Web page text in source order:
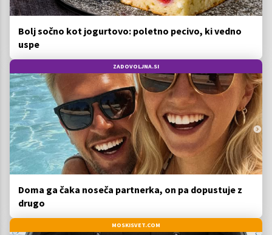
Bolj sočno kot jogurtovo: poletno pecivo, ki vedno
uspe
ZADOVOLJNA.SI
Doma ga čaka noseča partnerka, on pa dopustuje z
drugo
MOSKISVET.COM